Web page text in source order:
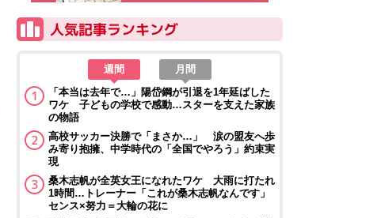
週間
月間
「本当は去年で…」陽岱鋼が引退を1年延ばした
ワケ 子どもの学校で感動…スターを支えた家族
の物語
高校サッカー決勝で「まさか…」 涙の盟友へ歩
み寄り抱擁、中学時代の「全国でやろう」約束実
現
桑木志帆が全英女王になれたワケ 大雨に打たれ
1時間…トレーナー「これが桑木志帆なんです」
センス×努力＝大輪の花に